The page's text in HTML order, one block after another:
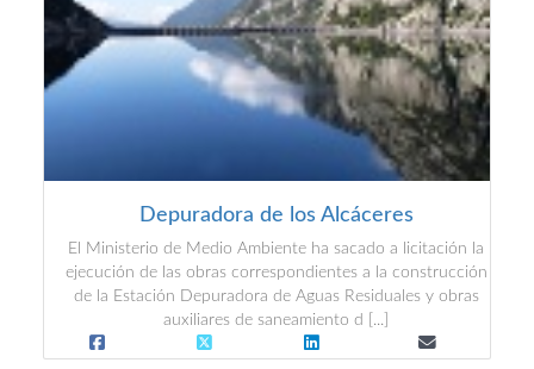
Depuradora de los Alcáceres
El Ministerio de Medio Ambiente ha sacado a licitación la
ejecución de las obras correspondientes a la construcción
de la Estación Depuradora de Aguas Residuales y obras
auxiliares de saneamiento d [...]